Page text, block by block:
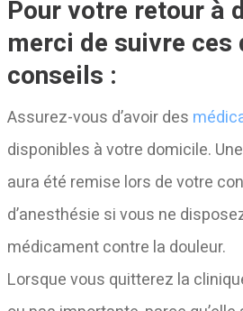
Pour votre retour à
merci de suivre ces
conseils :
Assurez-vous d’avoir des
disponibles à votre domicile.
aura été remise lors de votre
d’anesthésie si vous ne
médicament contre la douleur.
Lorsque vous quitterez la